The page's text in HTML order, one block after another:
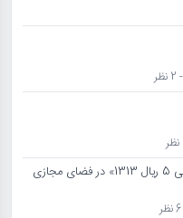
هشدار؛ مراقب «سکه ضرب تقلبی 5 ریال 1313» در فضای مجازی